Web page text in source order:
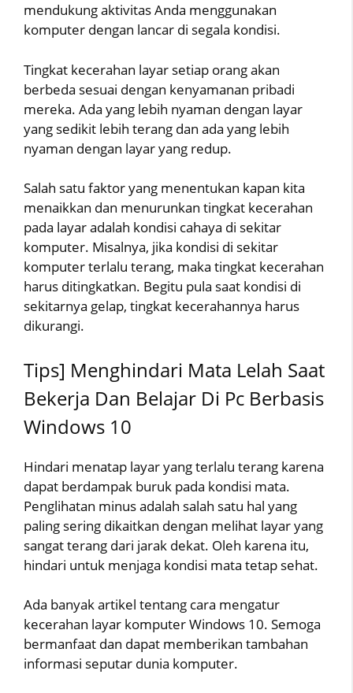
mendukung aktivitas Anda menggunakan
komputer dengan lancar di segala kondisi.
Tingkat kecerahan layar setiap orang akan
berbeda sesuai dengan kenyamanan pribadi
mereka. Ada yang lebih nyaman dengan layar
yang sedikit lebih terang dan ada yang lebih
nyaman dengan layar yang redup.
Salah satu faktor yang menentukan kapan kita
menaikkan dan menurunkan tingkat kecerahan
pada layar adalah kondisi cahaya di sekitar
komputer. Misalnya, jika kondisi di sekitar
komputer terlalu terang, maka tingkat kecerahan
harus ditingkatkan. Begitu pula saat kondisi di
sekitarnya gelap, tingkat kecerahannya harus
dikurangi.
Tips] Menghindari Mata Lelah Saat
Bekerja Dan Belajar Di Pc Berbasis
Windows 10
Hindari menatap layar yang terlalu terang karena
dapat berdampak buruk pada kondisi mata.
Penglihatan minus adalah salah satu hal yang
paling sering dikaitkan dengan melihat layar yang
sangat terang dari jarak dekat. Oleh karena itu,
hindari untuk menjaga kondisi mata tetap sehat.
Ada banyak artikel tentang cara mengatur
kecerahan layar komputer Windows 10. Semoga
bermanfaat dan dapat memberikan tambahan
informasi seputar dunia komputer.